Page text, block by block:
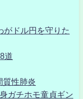
がドル円を守りた
道
性肺炎
ガチホモ童貞ギン